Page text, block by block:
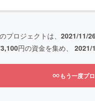
プロジェクトは、 2021/11/
円の資金を集め、 2021/
もう一度プ